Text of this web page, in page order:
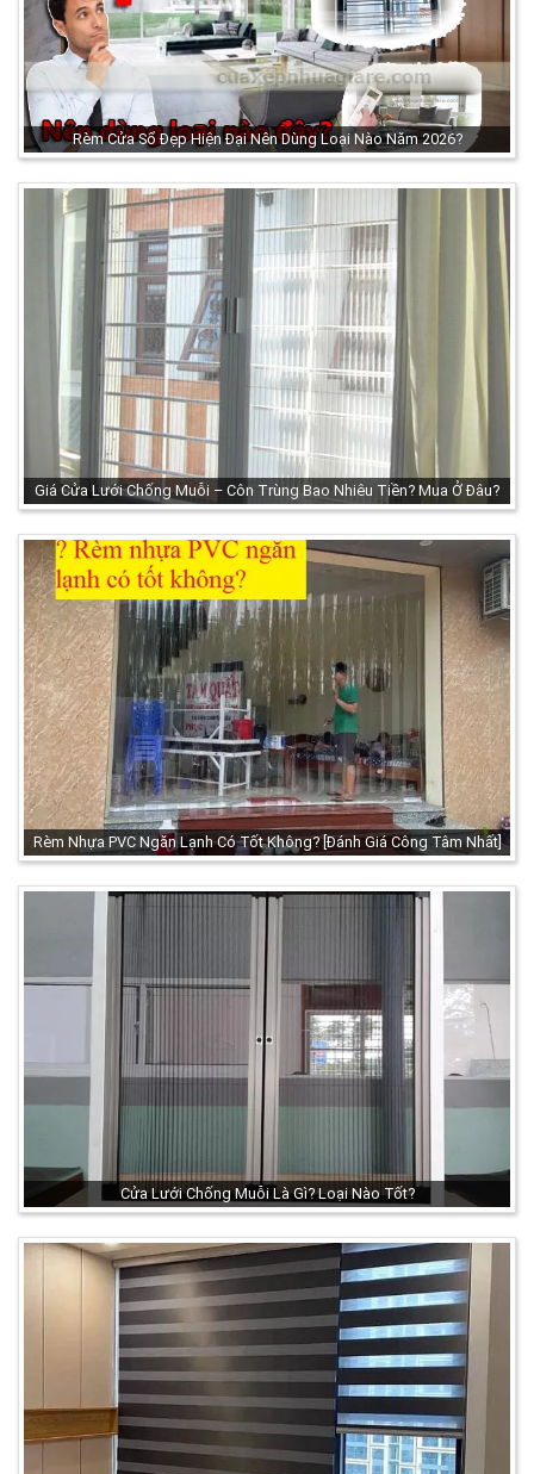
Rèm Cửa Sổ Đẹp Hiện Đại Nên Dùng Loại Nào Năm 2026?
Giá Cửa Lưới Chống Muỗi – Côn Trùng Bao Nhiêu Tiền? Mua Ở Đâu?
Rèm Nhựa PVC Ngăn Lạnh Có Tốt Không? [Đánh Giá Công Tâm Nhất]
Cửa Lưới Chống Muỗi Là Gì? Loại Nào Tốt?